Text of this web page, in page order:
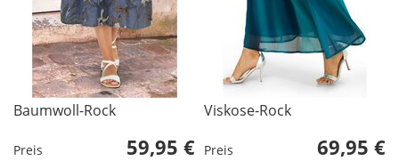
Baumwoll-Rock
Preis 59,95 €
Viskose-Rock
Preis 69,95 €